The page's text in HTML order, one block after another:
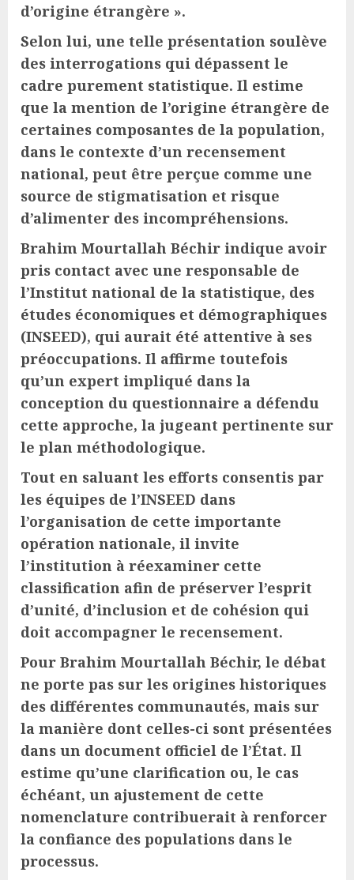
d’origine étrangère ».
Selon lui, une telle présentation soulève
des interrogations qui dépassent le
cadre purement statistique. Il estime
que la mention de l’origine étrangère de
certaines composantes de la population,
dans le contexte d’un recensement
national, peut être perçue comme une
source de stigmatisation et risque
d’alimenter des incompréhensions.
Brahim Mourtallah Béchir indique avoir
pris contact avec une responsable de
l’Institut national de la statistique, des
études économiques et démographiques
(INSEED), qui aurait été attentive à ses
préoccupations. Il affirme toutefois
qu’un expert impliqué dans la
conception du questionnaire a défendu
cette approche, la jugeant pertinente sur
le plan méthodologique.
Tout en saluant les efforts consentis par
les équipes de l’INSEED dans
l’organisation de cette importante
opération nationale, il invite
l’institution à réexaminer cette
classification afin de préserver l’esprit
d’unité, d’inclusion et de cohésion qui
doit accompagner le recensement.
Pour Brahim Mourtallah Béchir, le débat
ne porte pas sur les origines historiques
des différentes communautés, mais sur
la manière dont celles-ci sont présentées
dans un document officiel de l’État. Il
estime qu’une clarification ou, le cas
échéant, un ajustement de cette
nomenclature contribuerait à renforcer
la confiance des populations dans le
processus.